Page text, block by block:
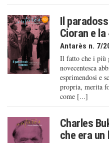
Il
Cioran e
Antarès n. 7/
Il fatto che i più
novecentesca
esprimendosi e
propria, merita
come [...]
Charles
che era